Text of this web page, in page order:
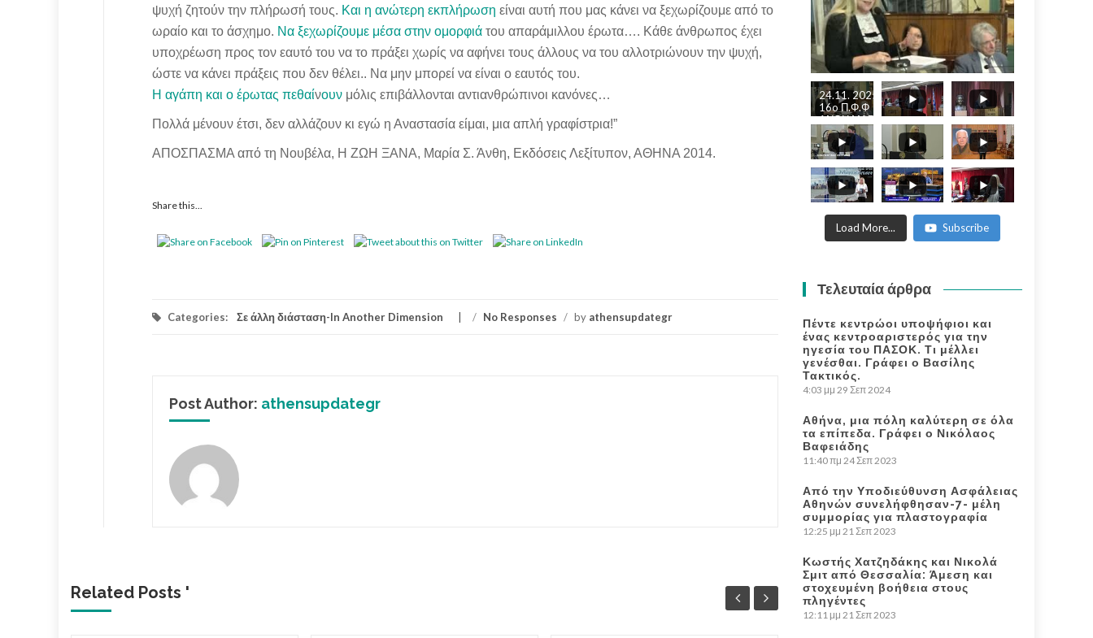
ψυχή ζητούν την πλήρωσή τους. Και η ανώτερη εκπλήρωση είναι αυτή που μας κάνει να ξεχωρίζουμε από το
ωραίο και το άσχημο. Να ξεχωρίζουμε μέσα στην ομορφιά του απαράμιλλου έρωτα…. Κάθε άνθρωπος έχει
υποχρέωση προς τον εαυτό του να το πράξει χωρίς να αφήνει τους άλλους να του αλλοτριώνουν την ψυχή,
ώστε να κάνει πράξεις που δεν θέλει.. Να μην μπορεί να είναι ο εαυτός του.
Η αγάπη και ο έρωτας πεθαίνουν μόλις επιβάλλονται αντιανθρώπινοι κανόνες…
Πολλά μένουν έτσι, δεν αλλάζουν κι εγώ η Αναστασία είμαι, μια απλή γραφίστρια!”
ΑΠΟΣΠΑΣΜΑ από τη Νουβέλα, Η ΖΩΗ ΞΑΝΑ, Μαρία Σ. Άνθη, Εκδόσεις Λεξίτυπον, ΑΘΗΝΑ 2014.
Share this...
Categories: Σε άλλη διάσταση-In Another Dimension / No Responses / by athensupdategr
Post Author: athensupdategr
Related Posts '
24.11. 2025
16o Π.Φ.Φ
ΑΝΘΗ ΜΑΡΙΑ -
ANTHI MARIA
WORLD
PHILOSOFICAL
FORUM.
Load More... Subscribe
Τελευταία άρθρα
Πέντε κεντρώοι υποψήφιοι και
ένας κεντροαριστερός για την
ηγεσία του ΠΑΣΟΚ. Τι μέλλει
γενέσθαι. Γράφει ο Βασίλης
Τακτικός.
4:03 μμ 29 Σεπ 2024
Αθήνα, μια πόλη καλύτερη σε όλα
τα επίπεδα. Γράφει ο Νικόλαος
Βαφειάδης
11:40 πμ 24 Σεπ 2023
Από την Υποδιεύθυνση Ασφάλειας
Αθηνών συνελήφθησαν-7- μέλη
συμμορίας για πλαστογραφία
12:25 μμ 21 Σεπ 2023
Κωστής Χατζηδάκης και Νικολά
Σμιτ από Θεσσαλία: Άμεση και
στοχευμένη βοήθεια στους
πληγέντες
12:11 μμ 21 Σεπ 2023